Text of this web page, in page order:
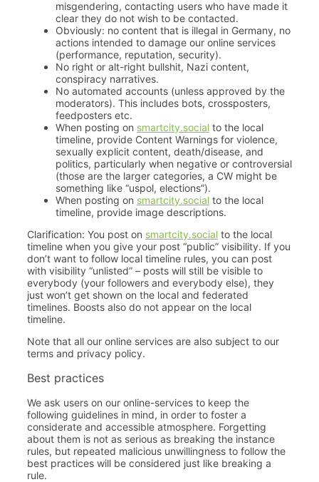
misgendering, contacting users who have made it
clear they do not wish to be contacted.
Obviously: no content that is illegal in Germany, no
actions intended to damage our online services
(performance, reputation, security).
No right or alt-right bullshit, Nazi content,
conspiracy narratives.
No automated accounts (unless approved by the
moderators). This includes bots, crossposters,
feedposters etc.
When posting on smartcity.social to the local
timeline, provide Content Warnings for violence,
sexually explicit content, death/disease, and
politics, particularly when negative or controversial
(those are the larger categories, a CW might be
something like “uspol, elections”).
When posting on smartcity.social to the local
timeline, provide image descriptions.
Clarification: You post on smartcity.social to the local
timeline when you give your post “public” visibility. If you
don’t want to follow local timeline rules, you can post
with visibility “unlisted” – posts will still be visible to
everybody (your followers and everybody else), they
just won’t get shown on the local and federated
timelines. Boosts also do not appear on the local
timeline.
Note that all our online services are also subject to our
terms and privacy policy.
Best practices
We ask users on our online-services to keep the
following guidelines in mind, in order to foster a
considerate and accessible atmosphere. Forgetting
about them is not as serious as breaking the instance
rules, but repeated malicious unwillingness to follow the
best practices will be considered just like breaking a
rule.